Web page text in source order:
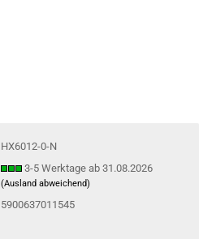
HX6012-0-N
3-5 Werktage ab 31.08.2026
(Ausland abweichend)
5900637011545